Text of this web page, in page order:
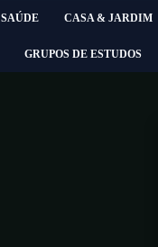
SAÚDE CASA & JARDIM
GRUPOS DE ESTUDOS